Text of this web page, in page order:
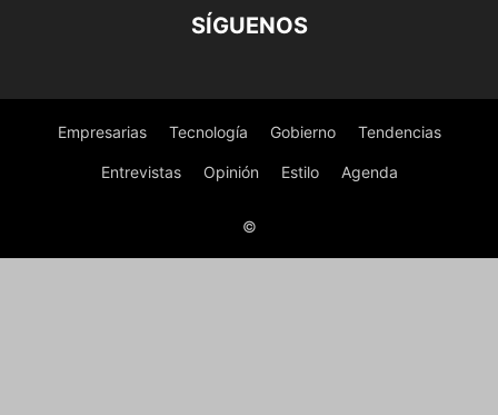
SÍGUENOS
Empresarias Tecnología Gobierno Tendencias
Entrevistas Opinión Estilo Agenda
©